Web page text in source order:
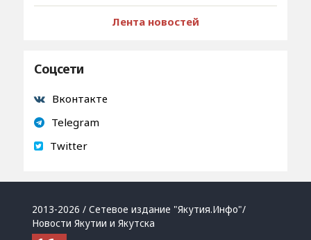
Лента новостей
Соцсети
Вконтакте
Telegram
Twitter
2013-2026 / Сетевое издание "Якутия.Инфо"/
Новости Якутии и Якутска